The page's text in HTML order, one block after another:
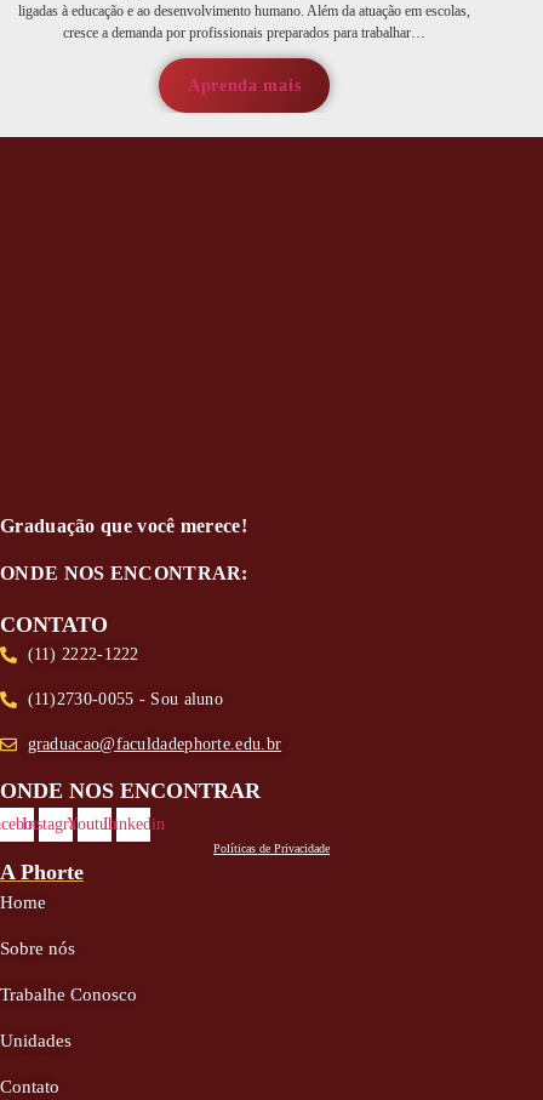
ligadas à educação e ao desenvolvimento humano. Além da atuação em escolas,
cresce a demanda por profissionais preparados para trabalhar…
Aprenda mais
Graduação que você merece!
ONDE NOS ENCONTRAR:
CONTATO
(11) 2222-1222
(11)2730-0055 - Sou aluno
graduacao@faculdadephorte.edu.br
ONDE NOS ENCONTRAR
InstagramYoutubeLinkedin
Políticas de Privacidade
A Phorte
Home
Sobre nós
Trabalhe Conosco
Unidades
Contato